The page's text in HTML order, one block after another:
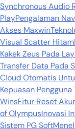
Synchronous Audio
PlayPengalaman
Akses Maxwin
Visual Scatter Hitam
Kakek Zeus Pada
Transfer Data Pada
Cloud Otomatis
Kepuasan
WinsFitur Reset
of OlympusInovasi
Sistem PG Soft